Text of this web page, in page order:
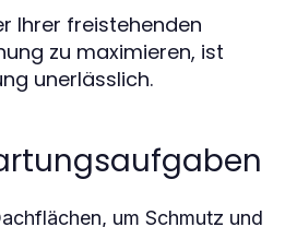
Ihrer freistehenden
zu maximieren, ist
unerlässlich.
um Schmutz und